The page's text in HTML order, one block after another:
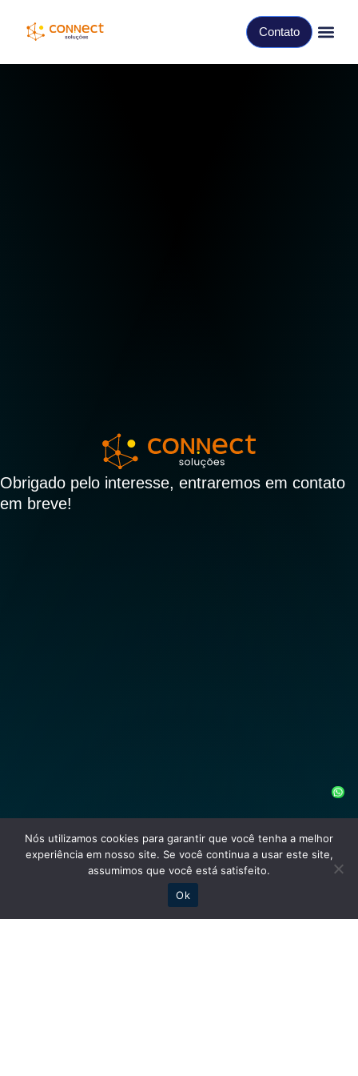
Contato
Obrigado pelo interesse, entraremos em contato
em breve!
Nós utilizamos cookies para garantir que você tenha a melhor
experiência em nosso site. Se você continua a usar este site,
assumimos que você está satisfeito.
Ok